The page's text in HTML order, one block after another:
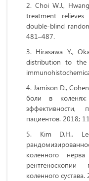
Choi W.J.,
treatment
double-blind
481–487.
Hirasawa Y.,
distribution to the
Jamison D.,
боли в коленях:
пациентов. 2018;
Kim D.H.,
коленного
коленного